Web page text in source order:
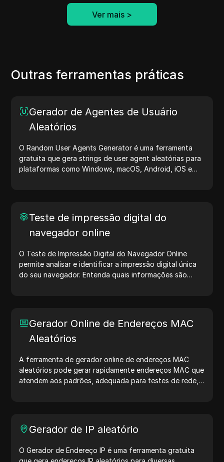
Ver mais >
Outras ferramentas práticas
Gerador de Agentes de Usuário
Aleatórios
O Random User Agents Generator é uma ferramenta
gratuita que gera strings de user agent aleatórias para
plataformas como Windows, macOS, Android, iOS e
de trabalho — comece a gerar user agents hoje mesmo!
Teste de impressão digital do
navegador online
O Teste de Impressão Digital do Navegador Online
permite analisar e identificar a impressão digital única
do seu navegador. Entenda quais informações são
Gerador Online de Endereços MAC
Aleatórios
A ferramenta de gerador online de endereços MAC
aleatórios pode gerar rapidamente endereços MAC que
atendem aos padrões, adequada para testes de rede,
Gerador de IP aleatório
O Gerador de Endereço IP é uma ferramenta gratuita